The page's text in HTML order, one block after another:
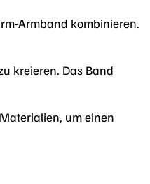
Armband kombinieren.
kreieren. Das Band
um einen